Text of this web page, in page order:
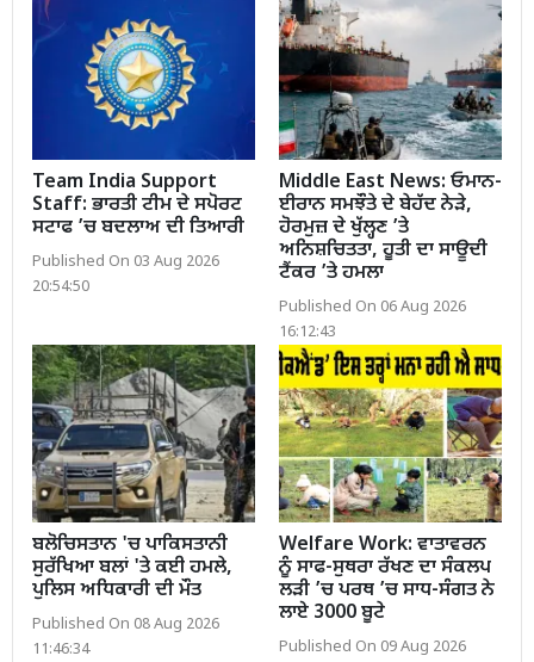
Team India Support
Staff: ਭਾਰਤੀ ਟੀਮ ਦੇ ਸਪੋਰਟ
ਸਟਾਫ ’ਚ ਬਦਲਾਅ ਦੀ ਤਿਆਰੀ
Published On 03 Aug 2026
20:54:50
Middle East News: ਓਮਾਨ-
ਈਰਾਨ ਸਮਝੌਤੇ ਦੇ ਬੇਹੱਦ ਨੇੜੇ,
ਹੋਰਮੁਜ਼ ਦੇ ਖੁੱਲ੍ਹਣ ’ਤੇ
ਅਨਿਸ਼ਚਿਤਤਾ, ਹੂਤੀ ਦਾ ਸਾਊਦੀ
ਟੈਂਕਰ ’ਤੇ ਹਮਲਾ
Published On 06 Aug 2026
16:12:43
ਬਲੋਚਿਸਤਾਨ 'ਚ ਪਾਕਿਸਤਾਨੀ
ਸੁਰੱਖਿਆ ਬਲਾਂ 'ਤੇ ਕਈ ਹਮਲੇ,
ਪੁਲਿਸ ਅਧਿਕਾਰੀ ਦੀ ਮੌਤ
Published On 08 Aug 2026
11:46:34
Welfare Work: ਵਾਤਾਵਰਨ
ਨੂੰ ਸਾਫ-ਸੁਥਰਾ ਰੱਖਣ ਦਾ ਸੰਕਲਪ
ਲੜੀ ’ਚ ਪਰਥ ’ਚ ਸਾਧ-ਸੰਗਤ ਨੇ
ਲਾਏ 3000 ਬੂਟੇ
Published On 09 Aug 2026